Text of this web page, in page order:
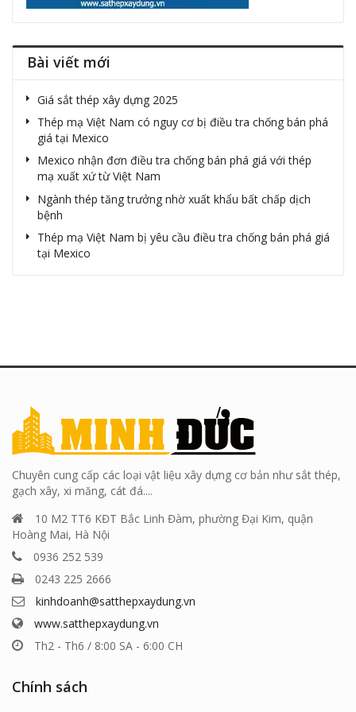
Bài viết mới
Giá sắt thép xây dựng 2025
Thép mạ Việt Nam có nguy cơ bị điều tra chống bán phá
giá tại Mexico
Mexico nhận đơn điều tra chống bán phá giá với thép
mạ xuất xứ từ Việt Nam
Ngành thép tăng trưởng nhờ xuất khẩu bất chấp dịch
bệnh
Thép mạ Việt Nam bị yêu cầu điều tra chống bán phá giá
tại Mexico
Chuyên cung cấp các loại vật liệu xây dựng cơ bản như sắt thép,
gạch xây, xi măng, cát đá....
10 M2 TT6 KĐT Bắc Linh Đàm, phường Đại Kim, quận
Hoàng Mai, Hà Nội
0936 252 539
0243 225 2666
kinhdoanh@satthepxaydung.vn
www.satthepxaydung.vn
Th2 - Th6 / 8:00 SA - 6:00 CH
Chính sách